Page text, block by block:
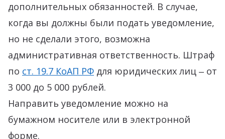
дополнительных обязанностей. В случае,
когда вы должны были подать уведомление,
но не сделали этого, возможна
административная ответственность. Штраф
по ст. 19.7 КоАП РФ для юридических лиц ‒ от
3 000 до 5 000 рублей.
Направить уведомление можно на
бумажном носителе или в электронной
форме.